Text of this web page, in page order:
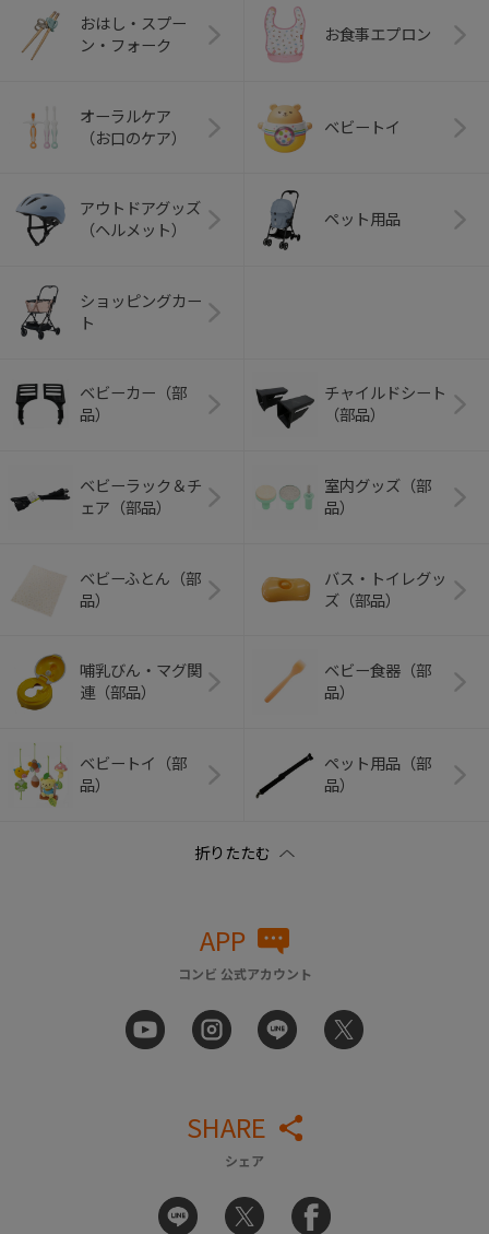
おはし・スプー
ン・フォーク
お食事エプロン
オーラルケア
（お口のケア）
ベビートイ
アウトドアグッズ
（ヘルメット）
ペット用品
ショッピングカー
ト
ベビーカー（部
品）
チャイルドシート
（部品）
ベビーラック＆チ
ェア（部品）
室内グッズ（部
品）
ベビーふとん（部
品）
バス・トイレグッ
ズ（部品）
哺乳びん・マグ関
連（部品）
ベビー食器（部
品）
ベビートイ（部
品）
ペット用品（部
品）
APP
コンビ 公式アカウント
SHARE
シェア